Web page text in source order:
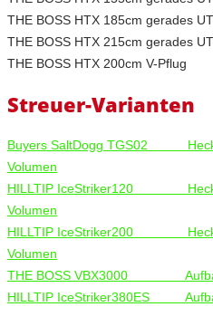
THE BOSS HTX 185cm gerades
THE BOSS HTX 215cm gerades
THE BOSS HTX 200cm V-Pflug
Streuer-Varianten
Buyers SaltDogg TGS02
Volumen
HILLTIP IceStriker120
Volumen
HILLTIP IceStriker200
Volumen
THE BOSS VBX3000
HILLTIP IceStriker380ES